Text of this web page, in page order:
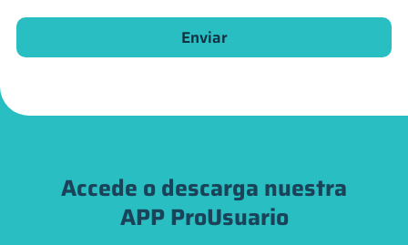
Accede o descarga nuestra
APP ProUsuario
Enviar